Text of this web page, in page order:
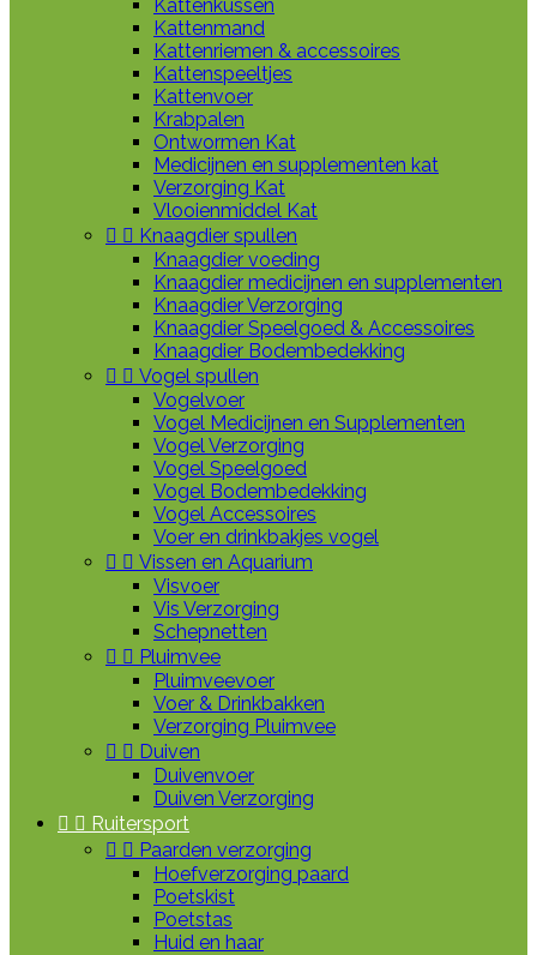
Kattenkussen
Kattenmand
Kattenriemen & accessoires
Kattenspeeltjes
Kattenvoer
Krabpalen
Ontwormen Kat
Medicijnen en supplementen kat
Verzorging Kat
Vlooienmiddel Kat
  Knaagdier spullen
Knaagdier voeding
Knaagdier medicijnen en supplementen
Knaagdier Verzorging
Knaagdier Speelgoed & Accessoires
Knaagdier Bodembedekking
  Vogel spullen
Vogelvoer
Vogel Medicijnen en Supplementen
Vogel Verzorging
Vogel Speelgoed
Vogel Bodembedekking
Vogel Accessoires
Voer en drinkbakjes vogel
  Vissen en Aquarium
Visvoer
Vis Verzorging
Schepnetten
  Pluimvee
Pluimveevoer
Voer & Drinkbakken
Verzorging Pluimvee
  Duiven
Duivenvoer
Duiven Verzorging
  Ruitersport
  Paarden verzorging
Hoefverzorging paard
Poetskist
Poetstas
Huid en haar